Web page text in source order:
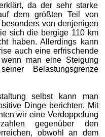
da der sehr starke
dem größten Teil von
von denjenigen
sich die bergige 110 km
haben. Allerdings kann
auch eine erfrischende
man eine Steigung
Belastungsgrenze
selbst kann man
Dinge berichten. Mit
wir eine Verdoppelung
gegenüber den
obwohl an dem